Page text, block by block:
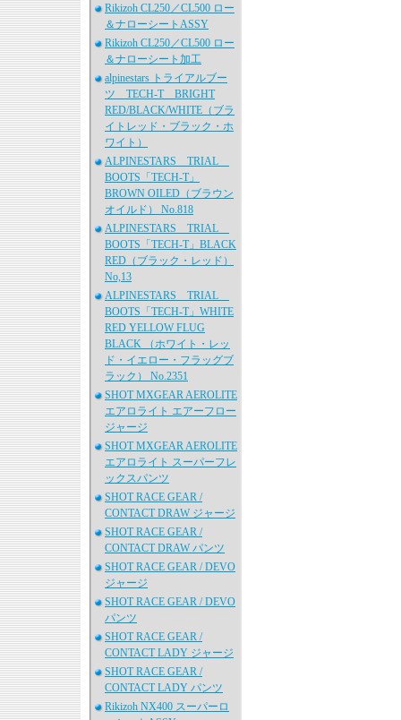
Rikizoh CL250／CL500 ロー
＆ナローシートASSY
Rikizoh CL250／CL500 ロー
＆ナローシート加工
alpinestars トライアルブー
ツ TECH-T BRIGHT
RED/BLACK/WHITE（ブラ
イトレッド・ブラック・ホ
ワイト）
ALPINESTARS TRIAL
BOOTS「TECH-T」
BROWN OILED（ブラウン
オイルド） No.818
ALPINESTARS TRIAL
BOOTS「TECH-T」BLACK
RED（ブラック・レッド）
No,13
ALPINESTARS TRIAL
BOOTS「TECH-T」WHITE
RED YELLOW FLUG
BLACK （ホワイト・レッ
ド・イエロー・フラッグブ
ラック） No.2351
SHOT MXGEAR AEROLITE
エアロライト エアーフロー
ジャージ
SHOT MXGEAR AEROLITE
エアロライト スーパーフレ
ックスパンツ
SHOT RACE GEAR /
CONTACT DRAW ジャージ
SHOT RACE GEAR /
CONTACT DRAW パンツ
SHOT RACE GEAR / DEVO
ジャージ
SHOT RACE GEAR / DEVO
パンツ
SHOT RACE GEAR /
CONTACT LADY ジャージ
SHOT RACE GEAR /
CONTACT LADY パンツ
Rikizoh NX400 スーパーロ